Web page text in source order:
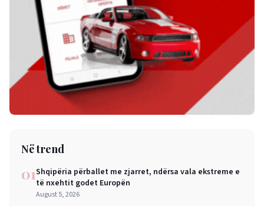
Në trend
01Shqipëria përballet me zjarret, ndërsa vala ekstreme e
të nxehtit godet Europën
August 5, 2026